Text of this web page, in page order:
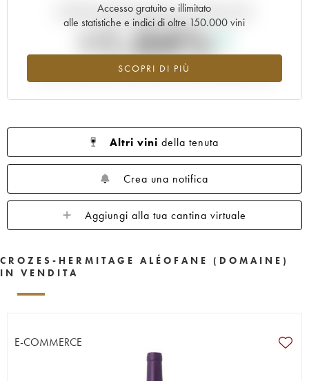
Accesso gratuito e illimitato
alle statistiche e indici di oltre 150.000 vini
SCOPRI DI PIÙ
Andamento della quotazione in tempo reale
+1.04%
Valore in aumento per l'annata 2016 nel 2026 rispetto al 2025
Altri vini della tenuta
Crea una notifica
Aggiungi alla tua cantina virtuale
CROZES-HERMITAGE ALÉOFANE (DOMAINE)
IN VENDITA
E-COMMERCE